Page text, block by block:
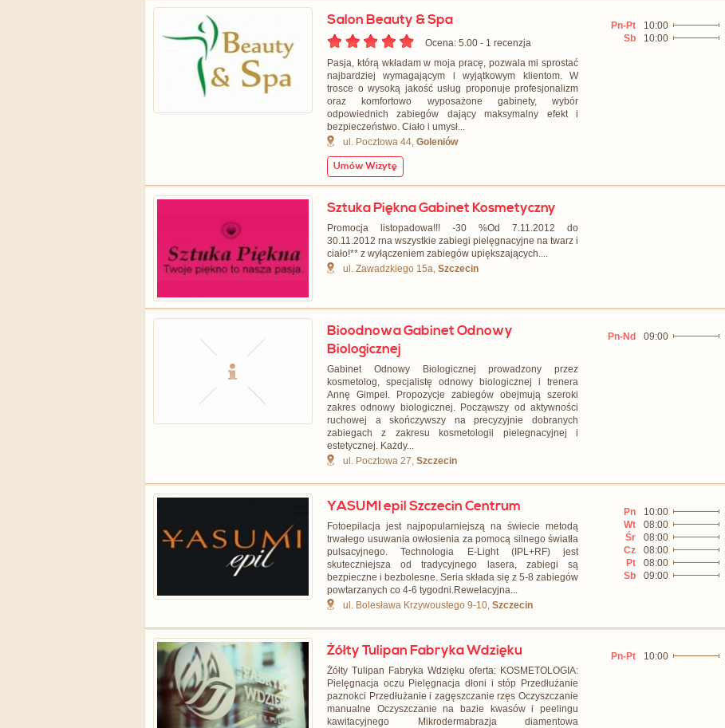
Salon Beauty & Spa
Ocena: 5.00 - ‎1 recenzja
Pasja, którą wkładam w moja pracę, pozwala mi sprostać
najbardziej wymagającym i wyjątkowym klientom. W
trosce o wysoką jakość usług proponuje profesjonalizm
oraz komfortowo wyposażone gabinety, wybór
odpowiednich zabiegów dający maksymalny efekt i
bezpieczeństwo. Ciało i umysł...
ul. Pocztowa 44, Goleniów
Umów Wizytę
Pn-Pt 10:00
Sb
10:00
Sztuka Piękna Gabinet Kosmetyczny
Promocja listopadowa!!! -30 %Od 7.11.2012 do
30.11.2012 rna wszystkie zabiegi pielęgnacyjne na twarz i
ciało!** z wyłączeniem zabiegów upiększających....
ul. Zawadzkiego 15a, Szczecin
Bioodnowa Gabinet Odnowy
Biologicznej
Gabinet Odnowy Biologicznej prowadzony przez
kosmetolog, specjalistę odnowy biologicznej i trenera
Annę Gimpel. Propozycje zabiegów obejmują szeroki
zakres odnowy biologicznej. Począwszy od aktywności
ruchowej a skończywszy na precyzyjnie dobranych
zabiegach z zakresu kosmetologii pielegnacyjnej i
estetycznej. Każdy...
ul. Pocztowa 27, Szczecin
Pn-Nd 09:00
YASUMI epil Szczecin Centrum
Fotoepilacja jest najpopularniejszą na świecie metodą
trwałego usuwania owłosienia za pomocą silnego światła
pulsacyjnego. Technologia E-Light (IPL+RF) jest
skuteczniejsza od tradycyjnego lasera, zabiegi są
bezpieczne i bezbolesne. Seria składa się z 5-8 zabiegów
powtarzanych co 4-6 tygodni.Rewelacyjna...
ul. Bolesława Krzywoustego 9-10, Szczecin
Pn 10:00
Wt
08:00
Śr
08:00
Cz
08:00
Pt
08:00
Sb
09:00
Żółty Tulipan Fabryka Wdzięku
Żółty Tulipan Fabryka Wdzięku oferta: KOSMETOLOGIA:
Pielęgnacja oczu Pielęgnacja dłoni i stóp Przedłużanie
paznokci Przedłużanie i zagęszczanie rzęs Oczyszczanie
manualne Oczyszczanie na bazie kwasów i peelingu
kawitacyjnego Mikrodermabrazja diamentowa
Pn-Pt 10:00